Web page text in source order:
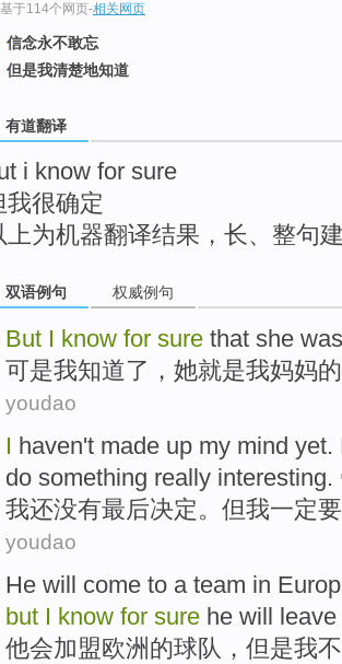
基于114个网页-相关网页
信念永不敢忘
但是我清楚地知道
有道翻译
i know for sure
我很确定
上为机器翻译结果，长、整句
双语例句 权威例句
But I know for sure that she was
可是我知道了 ， 她就是我妈妈的
youdao
I haven't made up my mind yet.
do something really interesting.
我还没有最后决定。 但我一定要
youdao
He will come to a team in
but I know for sure he will leave
他会加盟欧洲 的球队 ， 但是我不